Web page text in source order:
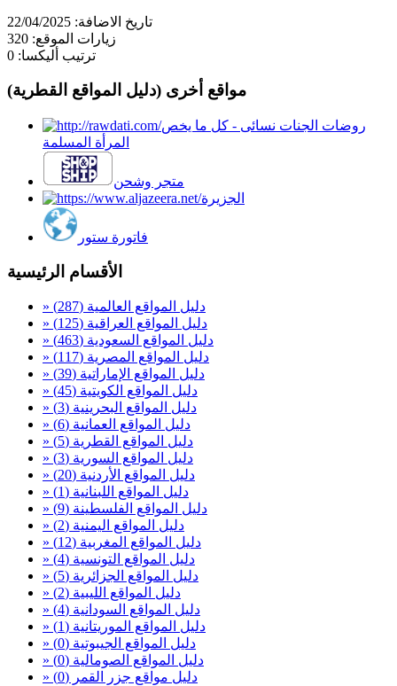
تاريخ الاضافة: 22/04/2025
زيارات الموقع: 320
ترتيب أليكسا: 0
مواقع أخرى (دليل المواقع القطرية)
روضات الجنات نسائى - كل ما يخص
المرأة المسلمة
متجر وشحن
الجزيرة
فاتورة ستور
الأقسام الرئيسية
» دليل المواقع العالمية (287)
» دليل المواقع العراقية (125)
» دليل المواقع السعودية (463)
» دليل المواقع المصرية (117)
» دليل المواقع الإماراتية (39)
» دليل المواقع الكويتية (45)
» دليل المواقع البحرينية (3)
» دليل المواقع العمانية (6)
» دليل المواقع القطرية (5)
» دليل المواقع السورية (3)
» دليل المواقع الأردنية (20)
» دليل المواقع اللبنانية (1)
» دليل المواقع الفلسطينة (9)
» دليل المواقع اليمنية (2)
» دليل المواقع المغربية (12)
» دليل المواقع التونسية (4)
» دليل المواقع الجزائرية (5)
» دليل المواقع الليبية (2)
» دليل المواقع السودانية (4)
» دليل المواقع الموريتانية (1)
» دليل المواقع الجيبوتية (0)
» دليل المواقع الصومالية (0)
» دليل مواقع جزر القمر (0)